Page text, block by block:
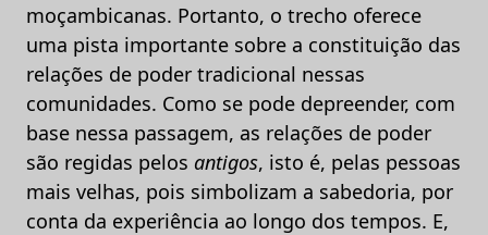
moçambicanas. Portanto, o trecho oferece
uma pista importante sobre a constituição das
relações de poder tradicional nessas
comunidades. Como se pode depreender, com
base nessa passagem, as relações de poder
são regidas pelos antigos, isto é, pelas pessoas
mais velhas, pois simbolizam a sabedoria, por
conta da experiência ao longo dos tempos. E,